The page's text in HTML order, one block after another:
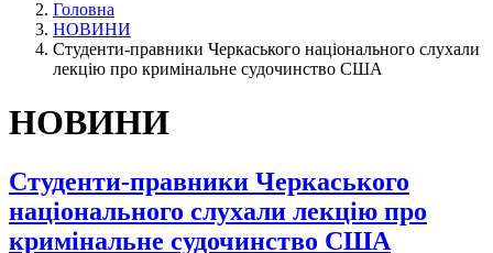
Головна
НОВИНИ
Студенти-правники Черкаського національного слухали
лекцію про кримінальне судочинство США
НОВИНИ
Студенти-правники Черкаського
національного слухали лекцію про
кримінальне судочинство США